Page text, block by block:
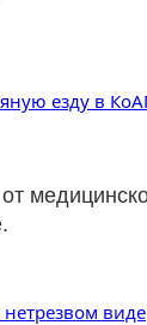
езду в
виде